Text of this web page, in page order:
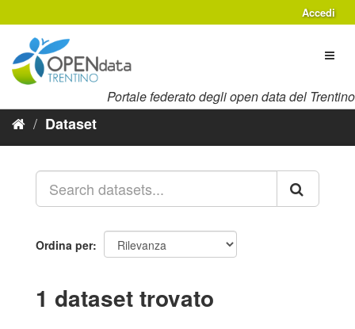
al
contenuto
Accedi
Portale federato degli open data del Trentino
Dataset
Ordina per
1 dataset trovato